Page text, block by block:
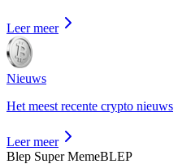
Leer meer
Nieuws
Het meest recente crypto nieuws
Leer meer
Blep Super MemeBLEP